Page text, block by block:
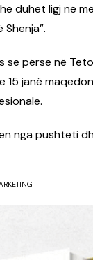
duhet ligj në
se përse në
janë
nga pushteti